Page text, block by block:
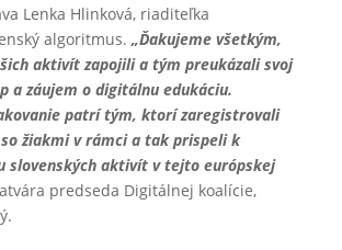
Lenka Hlinková, riaditeľka
algoritmus. „Ďakujeme všetkým,
aktivít zapojili a tým preukázali svoj
a záujem o digitálnu edukáciu.
patrí tým, ktorí zaregistrovali
žiakmi v rámci a tak prispeli k
slovenských aktivít v tejto európskej
predseda Digitálnej koalície,